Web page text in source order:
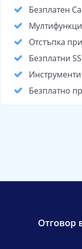
Безплатен
Отстъпка
Безплатни
Безплатно
Отговор